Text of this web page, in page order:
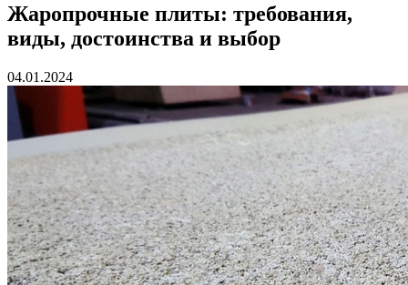
Жаропрочные плиты: требования,
виды, достоинства и выбор
04.01.2024